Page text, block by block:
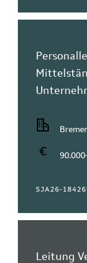
SJA26-
Leitung